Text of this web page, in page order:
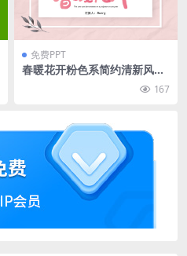
免费PPT
春暖花开粉色系简约清新风商
167